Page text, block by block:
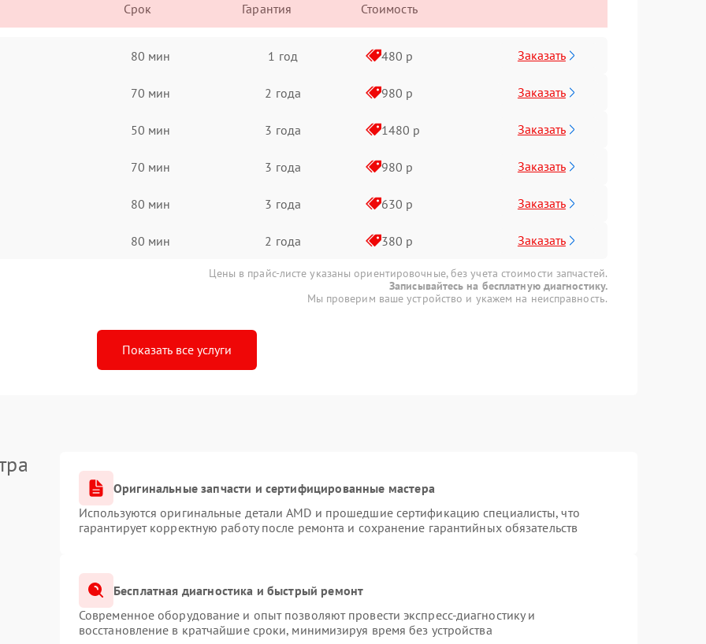
Срок Гарантия Стоимость
80 мин 1 год 480 р Заказать
70 мин 2 года 980 р Заказать
50 мин 3 года 1480 р Заказать
70 мин 3 года 980 р Заказать
80 мин 3 года 630 р Заказать
80 мин 2 года 380 р Заказать
Цены в прайс-листе указаны ориентировочные, без учета стоимости запчастей.
Записывайтесь на бесплатную диагностику.
Мы проверим ваше устройство и укажем на неисправность.
Показать все услуги
Оригинальные запчасти и сертифицированные мастера
Используются оригинальные детали AMD и прошедшие сертификацию специалисты, что
гарантирует корректную работу после ремонта и сохранение гарантийных обязательств
Бесплатная диагностика и быстрый ремонт
Современное оборудование и опыт позволяют провести экспресс-диагностику и
восстановление в кратчайшие сроки, минимизируя время без устройства